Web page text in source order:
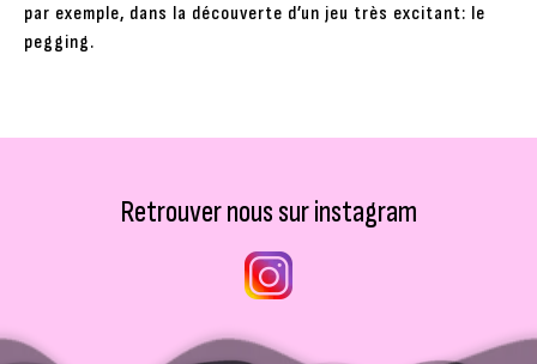
par exemple, dans la découverte d’un jeu très excitant: le
pegging.
Retrouver nous sur instagram